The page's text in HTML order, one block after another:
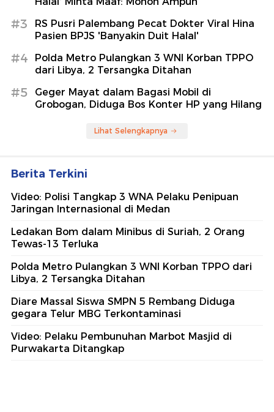
#3
RS Pusri Palembang Pecat Dokter Viral Hina
Pasien BPJS 'Banyakin Duit Halal'
#4
Polda Metro Pulangkan 3 WNI Korban TPPO
dari Libya, 2 Tersangka Ditahan
#5
Geger Mayat dalam Bagasi Mobil di
Grobogan, Diduga Bos Konter HP yang Hilang
Lihat Selengkapnya
Berita Terkini
Video: Polisi Tangkap 3 WNA Pelaku Penipuan
Jaringan Internasional di Medan
Ledakan Bom dalam Minibus di Suriah, 2 Orang
Tewas-13 Terluka
Polda Metro Pulangkan 3 WNI Korban TPPO dari
Libya, 2 Tersangka Ditahan
Diare Massal Siswa SMPN 5 Rembang Diduga
gegara Telur MBG Terkontaminasi
Video: Pelaku Pembunuhan Marbot Masjid di
Purwakarta Ditangkap